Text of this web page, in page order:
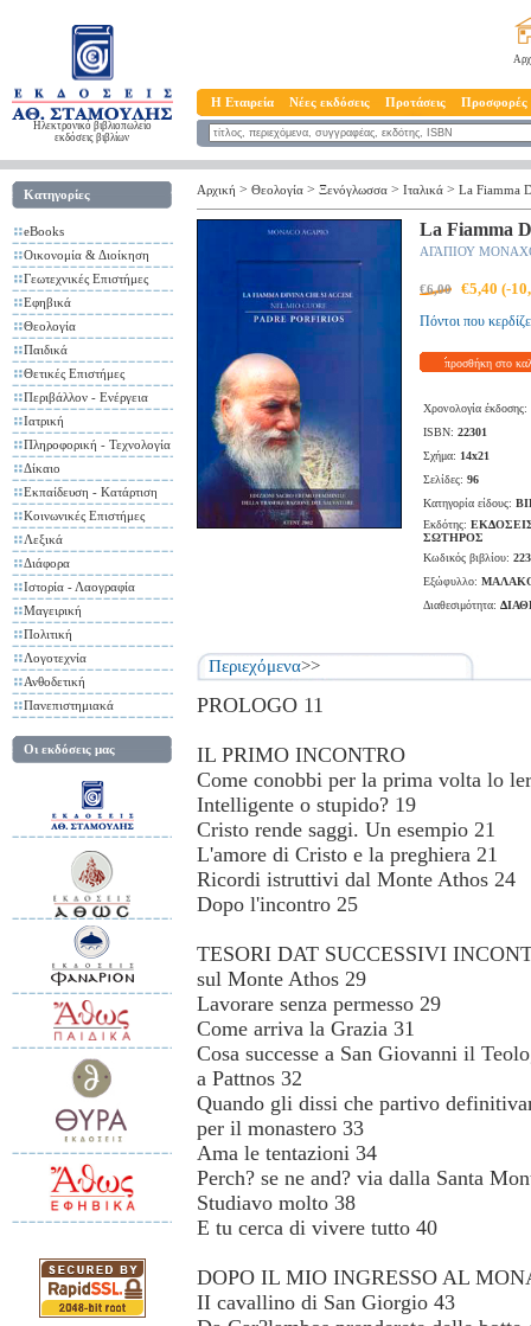
Ηλεκτρονικό βιβλιοπωλείο
εκδόσεις βιβλίων
Η Εταιρεία Νέες εκδόσεις Προτάσεις Προσφορές
Κατηγορίες
eBooks
Οικονομία & Διοίκηση
Γεωτεχνικές Επιστήμες
Εφηβικά
Θεολογία
Παιδικά
Θετικές Επιστήμες
Περιβάλλον - Ενέργεια
Ιατρική
Πληροφορική - Τεχνολογία
Δίκαιο
Εκπαίδευση - Κατάρτιση
Κοινωνικές Επιστήμες
Λεξικά
Διάφορα
Ιστορία - Λαογραφία
Μαγειρική
Πολιτική
Λογοτεχνία
Ανθοδετική
Πανεπιστημιακά
Οι εκδόσεις μας
Αρχική > Θεολογία > Ξενόγλωσσα > Ιταλικά > La Fiamma
La Fiamma
ΑΓΑΠΙΟΥ
€6,00 €5,40 (-
Πόντοι που
προσθήκη στο
Χρονολογία έκδοσης:
ISBN: 22301
Σχήμα: 14x21
Σελίδες: 96
Κατηγορία είδους:
Εκδότης:
ΣΩΤΗΡΟΣ
Κωδικός βιβλίου:
Εξώφυλλο:
Διαθεσιμότητα:
Περιεχόμενα>>
PROLOGO 11
IL PRIMO INCONTRO
Come conobbi per la prima volta lo
Intelligente o stupido? 19
Cristo rende saggi. Un esempio 21
L'amore di Cristo e la preghiera 21
Ricordi istruttivi dal Monte Athos 24
Dopo l'incontro 25
TESORI DAT SUCCESSIVI
sul Monte Athos 29
Lavorare senza permesso 29
Come arriva la Grazia 31
Cosa successe a San Giovanni il
a Pattnos 32
Quando gli dissi che partivo
per il monastero 33
Ama le tentazioni 34
Perch? se ne and? via dalla Santa
Studiavo molto 38
E tu cerca di vivere tutto 40
DOPO IL MIO INGRESSO AL
II cavallino di San Giorgio 43